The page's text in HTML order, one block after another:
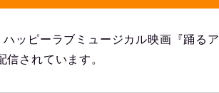
ハッピーラブミュージカル映画『踊る
信されています。